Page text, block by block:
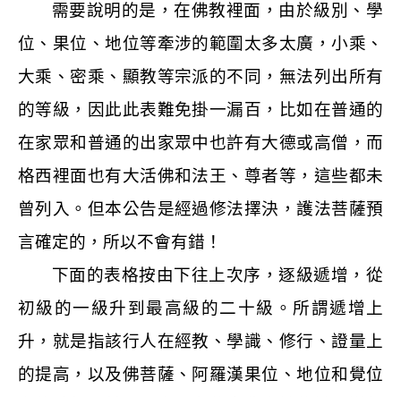
需要說明的是，在佛教裡面，由於級別、學
位、果位、地位等牽涉的範圍太多太廣，小乘、
大乘、密乘、顯教等宗派的不同，無法列出所有
的等級，因此此表難免掛一漏百，比如在普通的
在家眾和普通的出家眾中也許有大德或高僧，而
格西裡面也有大活佛和法王、尊者等，這些都未
曾列入。但本公告是經過修法擇決，護法菩薩預
言確定的，所以不會有錯！
下面的表格按由下往上次序，逐級遞增，從
初級的一級升到最高級的二十級。所謂遞增上
升，就是指該行人在經教、學識、修行、證量上
的提高，以及佛菩薩、阿羅漢果位、地位和覺位